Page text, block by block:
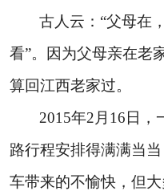
古人云：“父母在
看”。因为父母亲在老
算回江西老家过。
2015年2 月 16 日
路行程安排得满满当
车带来的不愉快，但